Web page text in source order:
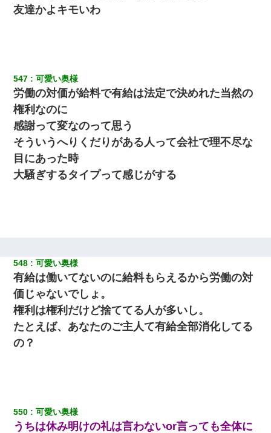
嫁に不倫されたから嫁と不倫相手に1000万の慰謝料請求した
「パワハラを受けたから思い切って転職した」とSNSで呟いた
ら、速攻でパワハラかました元上司がLINEを送ってきた。
嘘をついてフリン旅行へ出かけた嫁→翌日、嫁「ただいま～」旦
那「娘がシんだよ。何度も連絡したのに…」嫁「えっ」→なん
と・・・
いつもより早く寝付いてしまった…｜生活｜ワロタあんてな
元夫の連れ子「俺の結婚式の時くらい、母親としての責任を果た
そうとは思わないのか！」→どうも連れ子は…
妻が亡くなったんだけど正直ガチで嬉しい
10年ほど前、息子がまだ年中だった時に離婚したんだけど、一昨
年の暮れに突然息子が職場を訪ねてきた。
友達かよキモいわ
547 可愛い奥様
労働の対価が給料で有給は法定で決めれた当然の
権利なのに
感謝って変なのって思う
そういうへりくだりがある人って会社で理不尽な
目にあった時
大騒ぎするタイプって感じがする
548 可愛い奥様
有給は働いてないのに給料もらえるから労働の対
価じゃないでしょ。
権利は権利だけど捨ててる人が多いし。
たとえば、あなたのご主人て有給全部消化してる
の？
550 可愛い奥様
うちは休み明けの礼は言わないor言っても全体に